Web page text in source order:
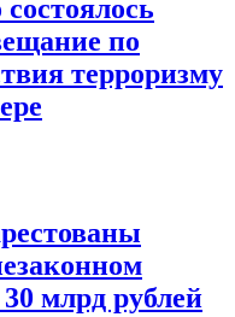
по
терроризму
млрд рублей